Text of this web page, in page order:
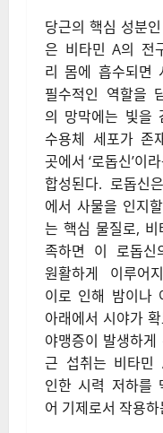
당근의 핵심 성분
은 비타민 A의 전
리 몸에 흡수되면
필수적인 역할을
의 망막에는 빛을
수용체 세포가 존
곳에서 ‘로돕신’이
합성된다. 로돕신
에서 사물을 인지
는 핵심 물질로,
족하면 이 로돕신
원활하게 이루어
이로 인해 밤이나
아래에서 시야가
야맹증이 발생하
근 섭취는 비타민
인한 시력 저하를
어 기제로서 작용